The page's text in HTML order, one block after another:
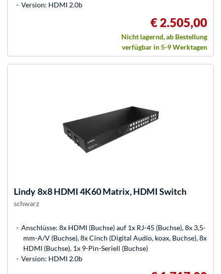
Version: HDMI 2.0b
€ 2.505,00
Nicht lagernd, ab Bestellung
verfügbar in 5-9 Werktagen
Lindy8x8 HDMI 4K60 Matrix, HDMI Switch
schwarz
Anschlüsse: 8x HDMI (Buchse) auf 1x RJ-45 (Buchse), 8x 3,5-
mm-A/V (Buchse), 8x Cinch (Digital Audio, koax, Buchse), 8x
HDMI (Buchse), 1x 9-Pin-Seriell (Buchse)
Version: HDMI 2.0b